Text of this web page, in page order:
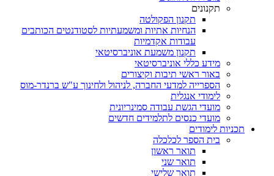
תקנונים
תקנון הפקולטה
הנחיות אתיות ומשמעתיות לסטודנטים הכותבים
עבודות אקדמיות
תקנון משמעת אוניברסיטאי
מידע כללי אוניברסיטאי
באור ראשי תיבות וקיצורים
הספרייה למדעי החברה, לניהול ולחינוך ע"ש ברנדר-מוס
לימודי אנגלית
מועדי הגשת עבודה סמינריונית
מועדי כנסים לתלמידים חדשים
תכניות לימודים
בית הספר לכלכלה
תואר ראשון
תואר שני
תואר שלישי